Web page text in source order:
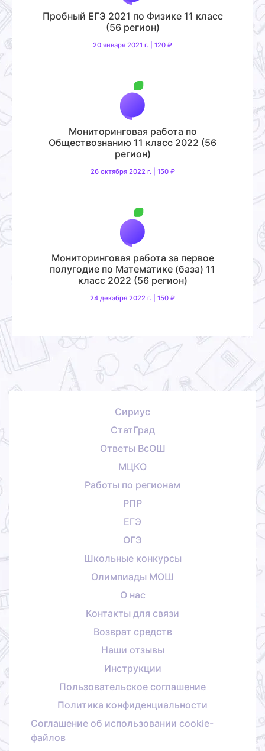
Пробный ЕГЭ 2021 по Физике 11 класс
(56 регион)
20 января 2021 г. | 120 ₽
Мониторинговая работа по
Обществознанию 11 класс 2022 (56
регион)
26 октября 2022 г. | 150 ₽
Мониторинговая работа за первое
полугодие по Математике (база) 11
класс 2022 (56 регион)
24 декабря 2022 г. | 150 ₽
Сириус
СтатГрад
Ответы ВсОШ
МЦКО
Работы по регионам
РПР
ЕГЭ
ОГЭ
Школьные конкурсы
Олимпиады МОШ
О нас
Контакты для связи
Возврат средств
Наши отзывы
Инструкции
Пользовательское соглашение
Политика конфиденциальности
Соглашение об использовании cookie-
файлов